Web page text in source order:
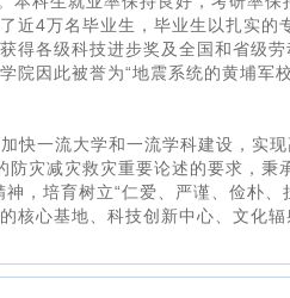
近4万名毕业生，毕业生以扎实
得各级科技进步奖及全国和省级
院因此被誉为“地震系统的黄埔军
快一流大学和一流学科建设，实
防灾减灾救灾重要论述的要求，
，培育树立“仁爱、严谨、俭朴
核心基地、科技创新中心、文化